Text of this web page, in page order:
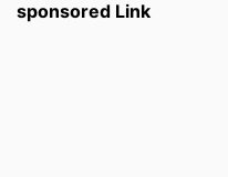
sponsored Link